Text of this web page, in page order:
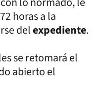
horas a la
delexpediente.
se retomará el
abierto el